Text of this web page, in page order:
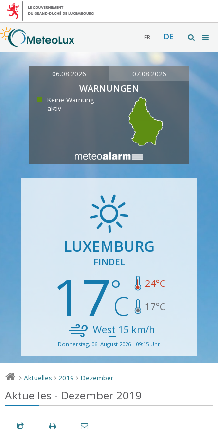
FR DE
06.08.2026 07.08.2026
WARNUNGEN
Keine Warnung
aktiv
LUXEMBURG
FINDEL
17 24°C
17°C
West 15 km/h
Donnerstag, 06. August 2026 - 09:15 Uhr
> Aktuelles > 2019 > Dezember
Aktuelles - Dezember 2019